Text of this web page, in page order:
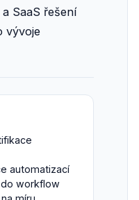
SaaS řešení
vývoje
automatizací
workflow